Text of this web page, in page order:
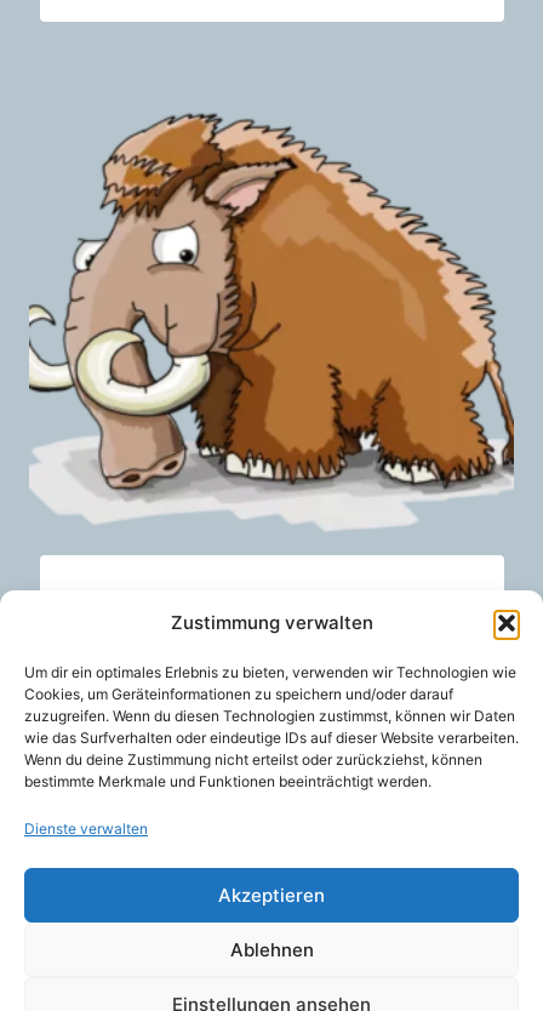
Zustimmung verwalten
Um dir ein optimales Erlebnis zu bieten, verwenden wir Technologien wie
Cookies, um Geräteinformationen zu speichern und/oder darauf
zuzugreifen. Wenn du diesen Technologien zustimmst, können wir Daten
wie das Surfverhalten oder eindeutige IDs auf dieser Website verarbeiten.
Wenn du deine Zustimmung nicht erteilst oder zurückziehst, können
bestimmte Merkmale und Funktionen beeinträchtigt werden.
Dienste verwalten
Akzeptieren
Ablehnen
Einstellungen ansehen
Bewertet
mit
5.00
von 5
VON: 5,00€ / Monat